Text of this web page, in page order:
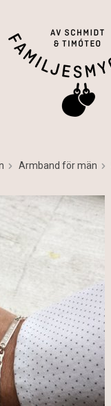
Armband för män